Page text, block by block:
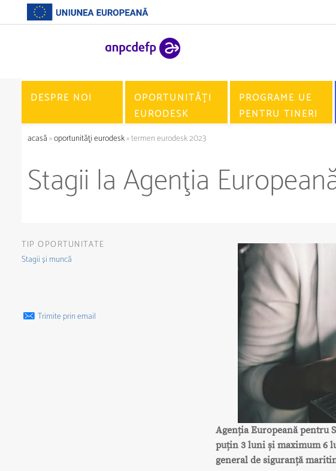
DESPRE NOI
OPORTUNITĂŢI
EURODESK
PROGRAME UE
PENTRU TINERI
acasă»oportunităţi eurodesk» termen eurodesk 2023
Stagii la Agenţia
TIP OPORTUNITATE
Stagii și muncă
Trimite prin email
Agenția Europeană pentru
puțin 3 luni și maximum 6
general de siguranță